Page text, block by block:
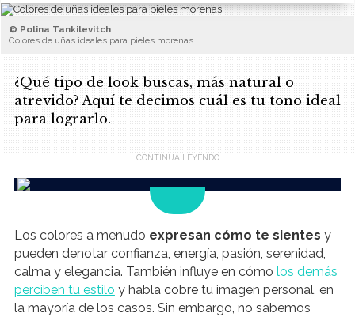
© Polina Tankilevitch
Colores de uñas ideales para pieles morenas
¿Qué tipo de look buscas, más natural o
atrevido? Aquí te decimos cuál es tu tono ideal
para lograrlo.
Los colores a menudo expresan cómo te sientes y
pueden denotar confianza, energía, pasión, serenidad,
calma y elegancia. También influye en cómo los demás
perciben tu estilo y habla cobre tu imagen personal, en
la mayoría de los casos. Sin embargo, no sabemos